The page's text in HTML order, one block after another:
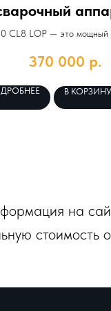
SLS200 CL8
CL8 LOP — это мощный
в различных
370 000 р.
В КОРЗИНУ
на
стоимость